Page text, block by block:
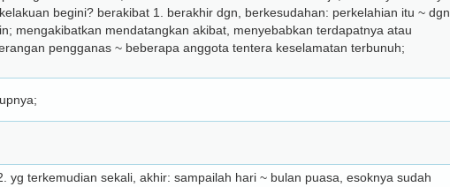
begini? berakibat 1. berakhir dgn, berkesudahan: perkelahian itu ~ dgn
mengakibatkan mendatangkan akibat, me­nye­babkan terdapatnya atau
pengganas ~ beberapa anggota tentera keselamatan terbunuh;
yg terke­mudian sekali, akhir: sampailah hari ~ bulan puasa, esoknya sudah